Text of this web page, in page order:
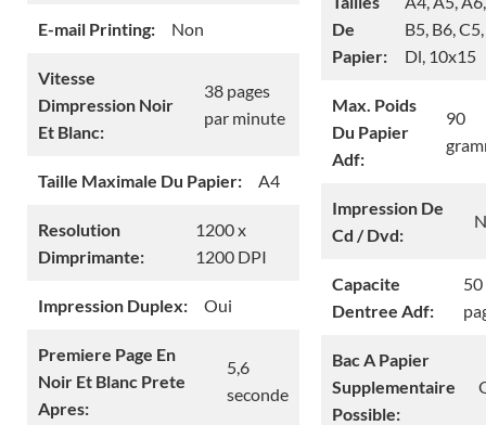
E-mail Printing: Non
Vitesse
Dimpression Noir
Et Blanc:
38 pages
par minute
Taille Maximale Du Papier: A4
Resolution
Dimprimante:
1200 x
1200 DPI
Impression Duplex: Oui
Premiere Page En
Noir Et Blanc Prete
Apres:
5,6
seconde
De
Papier:
B5, B6, C5,
Dl, 10x15
Max. Poids
Du Papier
Adf:
90
Impression De
Cd / Dvd:
Capacite
Dentree Adf:
50
Bac A Papier
Supplementaire
Possible: